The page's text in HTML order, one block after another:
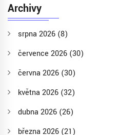
Archivy
srpna 2026 (8)
července 2026 (30)
června 2026 (30)
května 2026 (32)
dubna 2026 (26)
března 2026 (21)